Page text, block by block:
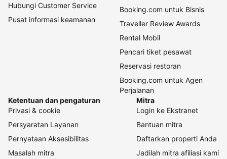
Hubungi Customer Service
Pusat informasi keamanan
Booking.com untuk Bisnis
Traveller Review Awards
Rental Mobil
Pencari tiket pesawat
Reservasi restoran
Booking.com untuk Agen
Perjalanan
Ketentuan dan pengaturan
Privasi & cookie
Persyaratan Layanan
Pernyataan Aksesibilitas
Masalah mitra
Mitra
Login ke Ekstranet
Bantuan mitra
Daftarkan properti Anda
Jadilah mitra afiliasi kami